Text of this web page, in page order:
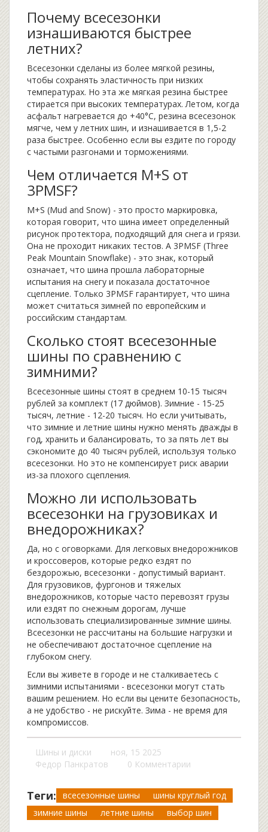
Почему всесезонки
изнашиваются быстрее
летних?
Всесезонки сделаны из более мягкой резины,
чтобы сохранять эластичность при низких
температурах. Но эта же мягкая резина быстрее
стирается при высоких температурах. Летом, когда
асфальт нагревается до +40°C, резина всесезонок
мягче, чем у летних шин, и изнашивается в 1,5-2
раза быстрее. Особенно если вы ездите по городу
с частыми разгонами и торможениями.
Чем отличается M+S от
3PMSF?
M+S (Mud and Snow) - это просто маркировка,
которая говорит, что шина имеет определенный
рисунок протектора, подходящий для снега и грязи.
Она не проходит никаких тестов. А 3PMSF (Three
Peak Mountain Snowflake) - это знак, который
означает, что шина прошла лабораторные
испытания на снегу и показала достаточное
сцепление. Только 3PMSF гарантирует, что шина
может считаться зимней по европейским и
российским стандартам.
Сколько стоят всесезонные
шины по сравнению с
зимними?
Всесезонные шины стоят в среднем 10-15 тысяч
рублей за комплект (17 дюймов). Зимние - 15-25
тысяч, летние - 12-20 тысяч. Но если учитывать,
что зимние и летние шины нужно менять дважды в
год, хранить и балансировать, то за пять лет вы
сэкономите до 40 тысяч рублей, используя только
всесезонки. Но это не компенсирует риск аварии
из-за плохого сцепления.
Можно ли использовать
всесезонки на грузовиках и
внедорожниках?
Да, но с оговорками. Для легковых внедорожников
и кроссоверов, которые редко ездят по
бездорожью, всесезонки - допустимый вариант.
Для грузовиков, фургонов и тяжелых
внедорожников, которые часто перевозят грузы
или ездят по снежным дорогам, лучше
использовать специализированные зимние шины.
Всесезонки не рассчитаны на большие нагрузки и
не обеспечивают достаточное сцепление на
глубоком снегу.
Если вы живете в городе и не сталкиваетесь с
зимними испытаниями - всесезонки могут стать
вашим решением. Но если вы цените безопасность,
а не удобство - не рискуйте. Зима - не время для
компромиссов.
Шины и диски
ноя, 15 2025
Федор Панкратов
0 Комментарии
Теги: всесезонные шины
шины круглый год
зимние шины
летние шины выбор шин